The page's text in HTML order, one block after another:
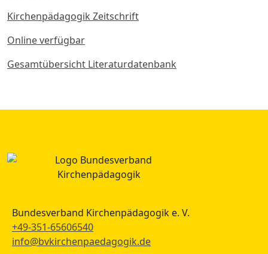
Kirchenpädagogik Zeitschrift
Online verfügbar
Gesamtübersicht Literaturdatenbank
Bundesverband Kirchenpädagogik e. V.
+49-351-65606540
info@bvkirchenpaedagogik.de